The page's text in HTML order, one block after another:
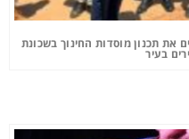
את תכנון מוסדות החינוך בשכונת
בעיר